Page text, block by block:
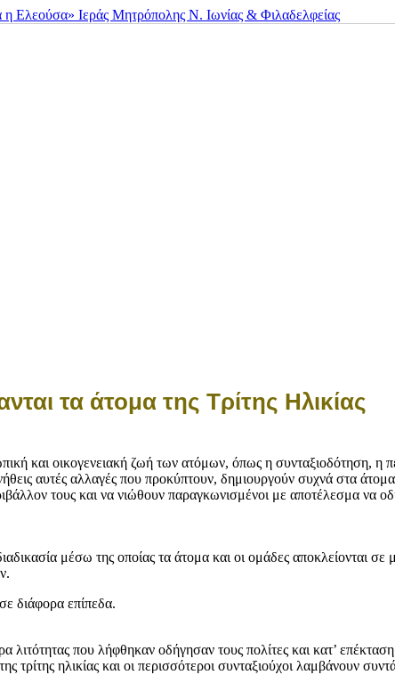
τα άτομα της Τρίτης Ηλικίας
και οικογενειακή ζωή των ατόμων, όπως η συνταξιοδότηση, η
αυτές αλλαγές που προκύπτουν, δημιουργούν συχνά στα άτομα
τους και να νιώθουν παραγκωνισμένοι με αποτέλεσμα να
μέσω της οποίας τα άτομα και οι ομάδες αποκλείονται
διάφορα επίπεδα.
που λήφθηκαν οδήγησαν τους πολίτες και κατ’ επέκταση
τρίτης ηλικίας και οι περισσότεροι συνταξιούχοι λαμβάνουν